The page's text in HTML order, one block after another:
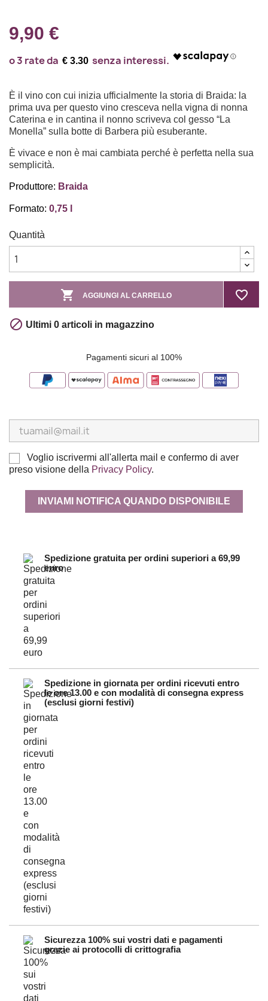
9,90 €
€ 3.30
È il vino con cui inizia ufficialmente la storia di Braida: la
prima uva per questo vino cresceva nella vigna di nonna
Caterina e in cantina il nonno scriveva col gesso “La
Monella” sulla botte di Barbera più esuberante.
È vivace e non è mai cambiata perché è perfetta nella sua
semplicità.
Produttore: Braida
Formato: 0,75 l
Quantità
 AGGIUNGI AL CARRELLO favorite_border
 Ultimi 0 articoli in magazzino
Pagamenti sicuri al 100%
Voglio iscrivermi all'allerta mail e confermo di aver
preso visione della Privacy Policy.
INVIAMI NOTIFICA QUANDO DISPONIBILE
Spedizione gratuita per ordini superiori a 69,99
euro
Spedizione in giornata per ordini ricevuti entro
le ore 13.00 e con modalità di consegna express
(esclusi giorni festivi)
Sicurezza 100% sui vostri dati e pagamenti
grazie ai protocolli di crittografia